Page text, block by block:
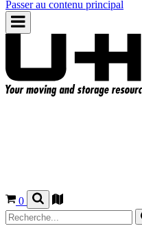
Passer au contenu principal
0